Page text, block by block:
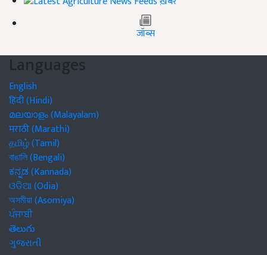
जॉब्स
Languages
English
हिंदी (Hindi)
മലയാളം (Malayalam)
मराठी (Marathi)
தமிழ் (Tamil)
বাঙালি (Bengali)
ಕನ್ನಡ (Kannada)
ଓଡିଆ (Odia)
অসমীয়া (Asomiya)
ਪੰਜਾਬੀ
తెలుగు
ગુજરાતી